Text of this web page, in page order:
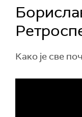
Кaко је све